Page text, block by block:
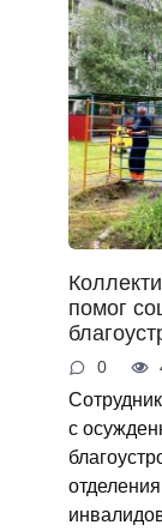
помог
0
с